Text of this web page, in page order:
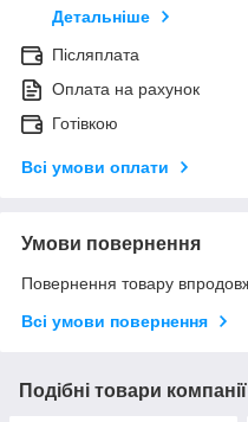
Детальніше
Післяплата
Оплата на рахунок
Готівкою
Всі умови оплати
Умови повернення
Повернення товару
Всі умови повернення
Подібні товари компанії